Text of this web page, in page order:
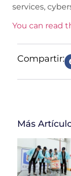
services,
You can read
Compartir:
Más